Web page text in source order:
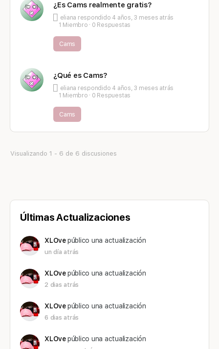
¿Es Cams realmente gratis?
eliana respondido 4 años, 3 meses atrás
1 Miembro · 0 Respuestas
Cams
¿Qué es Cams?
eliana respondido 4 años, 3 meses atrás
1 Miembro · 0 Respuestas
Cams
Visualizando 1 - 6 de 6 discusiones
Últimas Actualizaciones
XLOvepúblico una actualización
un día atrás
XLOvepúblico una actualización
2 dias atrás
XLOvepúblico una actualización
6 dias atrás
XLOvepúblico una actualización